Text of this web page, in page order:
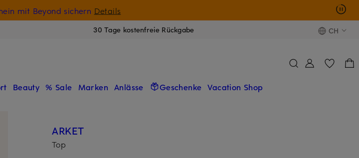
mit Beyond sichern Details
30 Tage kostenfreie Rückgabe CH
Beauty % Sale Marken Anlässe Geschenke Vacation Shop
ARKET
Top